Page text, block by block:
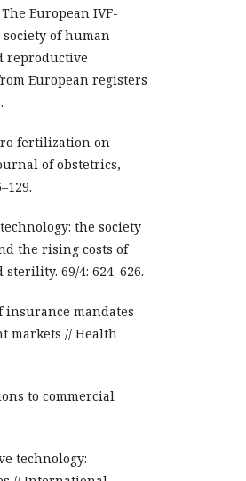
European IVF-
of human
reproductive
European registers
fertilization on
of obstetrics,
the society
the rising costs of
69/4: 624–626.
insurance mandates
markets // Health
to commercial
technology: